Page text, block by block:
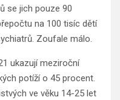
se jich pouze 90
na 100 tisíc dětí
Zoufale málo.
ukazují meziroční
potíží o 45 procent.
ve věku 14-25 let